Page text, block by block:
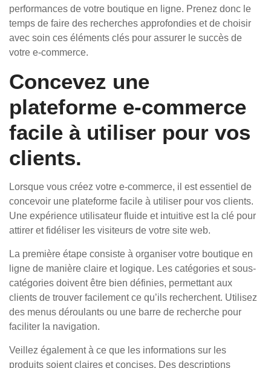
performances de votre boutique en ligne. Prenez donc le
temps de faire des recherches approfondies et de choisir
avec soin ces éléments clés pour assurer le succès de
votre e-commerce.
Concevez une
plateforme e-commerce
facile à utiliser pour vos
clients.
Lorsque vous créez votre e-commerce, il est essentiel de
concevoir une plateforme facile à utiliser pour vos clients.
Une expérience utilisateur fluide et intuitive est la clé pour
attirer et fidéliser les visiteurs de votre site web.
La première étape consiste à organiser votre boutique en
ligne de manière claire et logique. Les catégories et sous-
catégories doivent être bien définies, permettant aux
clients de trouver facilement ce qu’ils recherchent. Utilisez
des menus déroulants ou une barre de recherche pour
faciliter la navigation.
Veillez également à ce que les informations sur les
produits soient claires et concises. Des descriptions